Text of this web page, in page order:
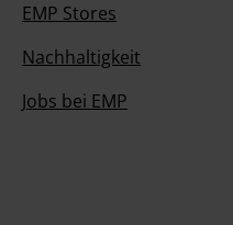
EMP Stores
Nachhaltigkeit
Jobs bei EMP